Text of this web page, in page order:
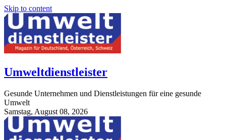
Skip to content
Umweltdienstleister
Gesunde Unternehmen und Dienstleistungen für eine gesunde
Umwelt
Samstag, August 08, 2026
StuttgartApotheke.com